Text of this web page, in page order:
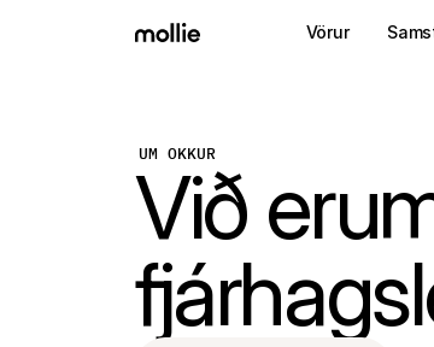
UM OKKUR
Við
Vörur